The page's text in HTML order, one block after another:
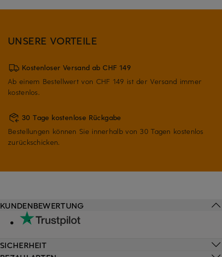
UNSERE VORTEILE
Kostenloser Versand ab CHF 149
Ab einem Bestellwert von CHF 149 ist der Versand immer
kostenlos.
30 Tage kostenlose Rückgabe
Bestellungen können Sie innerhalb von 30 Tagen kostenlos
zurückschicken.
KUNDENBEWERTUNG
SICHERHEIT